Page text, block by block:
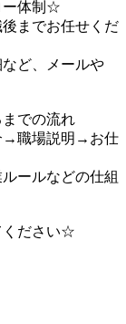
ー体制☆
までお任せくだ
ど、メールや
までの流れ
→職場説明→お仕
ールなどの仕組
ください☆